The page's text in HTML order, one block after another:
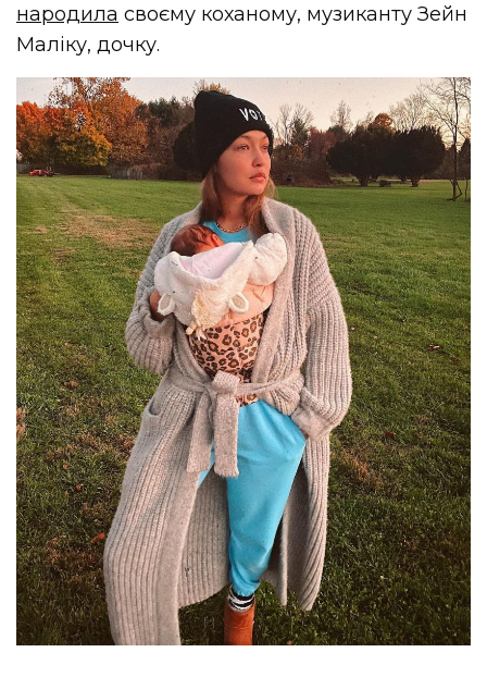
народила своєму коханому, музиканту Зейн
Маліку, дочку.